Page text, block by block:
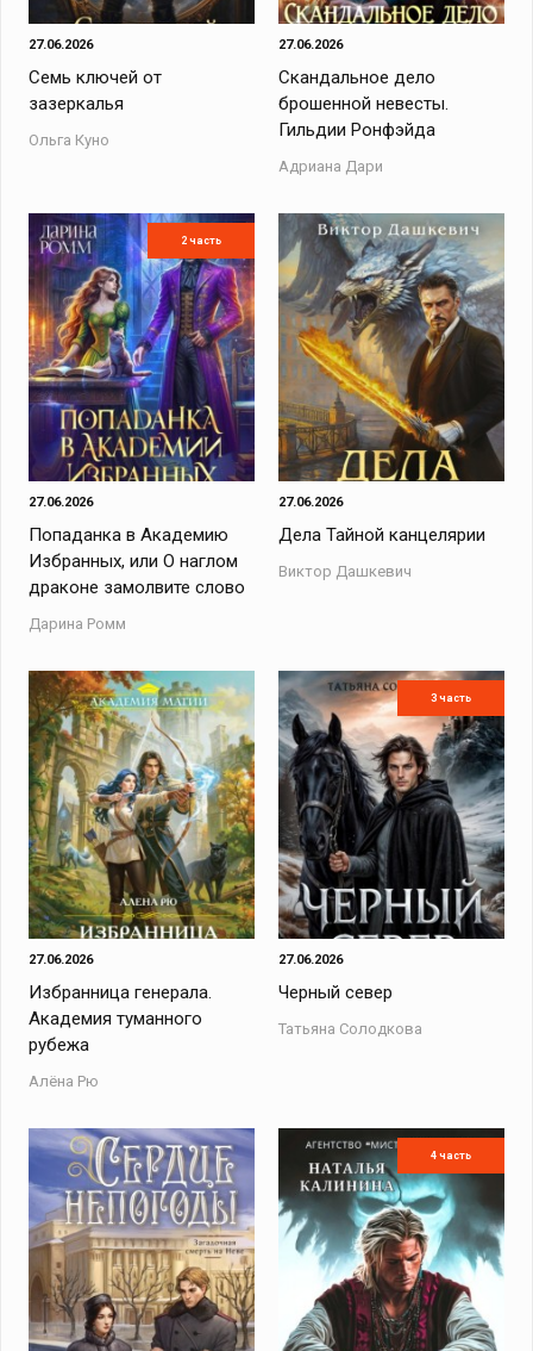
27.06.2026
Семь ключей от
зазеркалья
Ольга Куно
27.06.2026
Скандальное дело
брошенной невесты.
Гильдии Ронфэйда
Адриана Дари
2 часть
27.06.2026
Попаданка в Академию
Избранных, или О наглом
драконе замолвите слово
Дарина Ромм
27.06.2026
Дела Тайной канцелярии
Виктор Дашкевич
27.06.2026
Избранница генерала.
Академия туманного
рубежа
Алёна Рю
3 часть
27.06.2026
Черный север
Татьяна Солодкова
4 часть